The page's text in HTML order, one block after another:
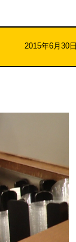
2015年6月30日